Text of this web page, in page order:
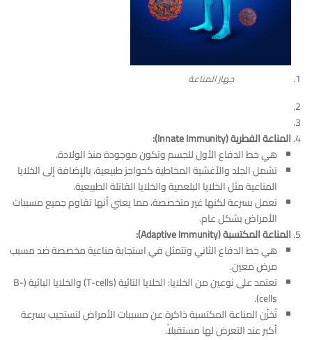
جهاز المناعة
المناعة الفطرية (Innate Immunity):
هي خط الدفاع الأول للجسم وتكون موجودة منذ الولادة.
تشمل الجلد والأغشية المخاطية كحواجز طبيعية، بالإضافة إلى الخلايا
المناعية مثل الخلايا البلعمية والخلايا القاتلة الطبيعية.
تعمل بسرعة لكنها غير متخصصة، مما يعني أنها تقاوم جميع مسببات
الأمراض بشكل عام.
المناعة المكتسبة (Adaptive Immunity):
هي خط الدفاع الثاني وتتمثل في استجابة مناعية مخصصة ضد مسبب
مرض معين.
تعتمد على نوعين من الخلايا: الخلايا التائية (T-cells) والخلايا البائية (B-
cells).
تُخزّن المناعة المكتسبة ذاكرة عن مسببات الأمراض لتستجيب بسرعة
أكبر عند التعرض لها مستقبلاً.